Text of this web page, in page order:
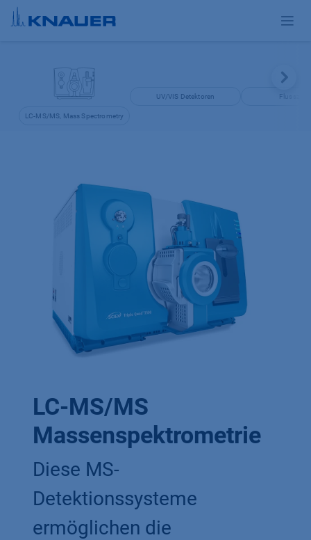
Zum Inhalt springen
LC-MS/MS, Mass Spectrometry
UV/VIS Detektoren
LC-MS/MS
Massenspektrometrie
Diese MS-
Detektionssysteme
ermöglichen die